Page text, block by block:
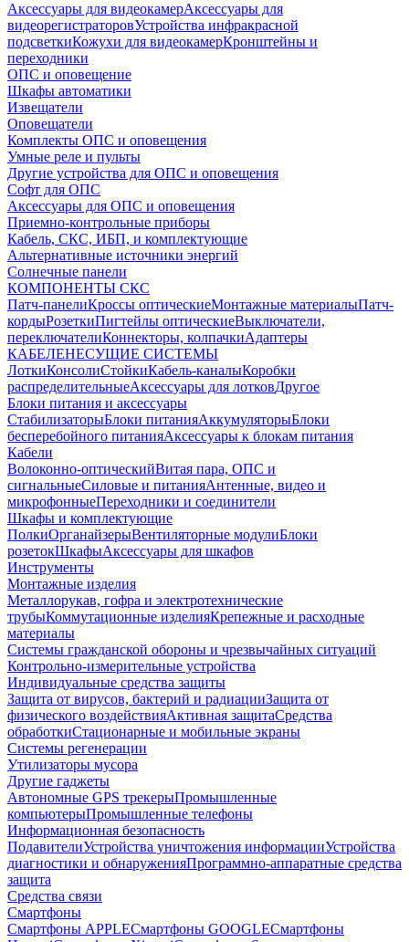
Аксессуары для видеокамерАксессуары для
видеорегистраторовУстройства инфракрасной
подсветкиКожухи для видеокамерКронштейны и
переходники
ОПС и оповещение
Шкафы автоматики
Извещатели
Оповещатели
Комплекты ОПС и оповещения
Умные реле и пульты
Другие устройства для ОПС и оповещения
Софт для ОПС
Аксессуары для ОПС и оповещения
Приемно-контрольные приборы
Кабель, СКС, ИБП, и комплектующие
Альтернативные источники энергий
Солнечные панели
КОМПОНЕНТЫ СКС
Патч-панелиКроссы оптическиеМонтажные материалыПатч-
кордыРозеткиПигтейлы оптическиеВыключатели,
переключателиКоннекторы, колпачкиАдаптеры
КАБЕЛЕНЕСУЩИЕ СИСТЕМЫ
ЛоткиКонсолиСтойкиКабель-каналыКоробки
распределительныеАксессуары для лотковДругое
Блоки питания и аксессуары
СтабилизаторыБлоки питанияАккумуляторыБлоки
бесперебойного питанияАксессуары к блокам питания
Кабели
Волоконно-оптическийВитая пара, ОПС и
сигнальныеСиловые и питанияАнтенные, видео и
микрофонныеПереходники и соединители
Шкафы и комплектующие
ПолкиОрганайзерыВентиляторные модулиБлоки
розетокШкафыАксессуары для шкафов
Инструменты
Монтажные изделия
Металлорукав, гофра и электротехнические
трубыКоммутационные изделияКрепежные и расходные
материалы
Системы гражданской обороны и чрезвычайных ситуаций
Контрольно-измерительные устройства
Индивидуальные средства защиты
Защита от вирусов, бактерий и радиацииЗащита от
физического воздействияАктивная защитаСредства
обработкиСтационарные и мобильные экраны
Системы регенерации
Утилизаторы мусора
Другие гаджеты
Автономные GPS трекерыПромышленные
компьютерыПромышленные телефоны
Информационная безопасность
ПодавителиУстройства уничтожения информацииУстройства
диагностики и обнаруженияПрограммно-аппаратные средства
защита
Средства связи
Смартфоны
Смартфоны APPLEСмартфоны GOOGLEСмартфоны